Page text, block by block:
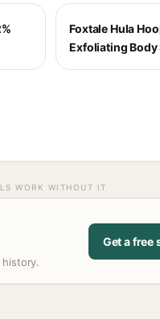
Foxtale Hula
Exfoliating Body
WORK WITHOUT IT
Get a free